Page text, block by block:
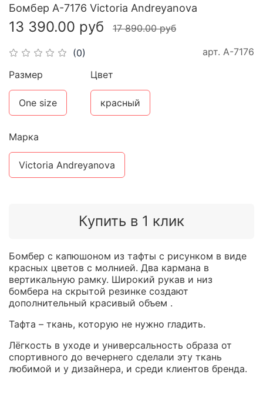
(0) арт. A-7176
Бомбер A-7176 Victoria Andreyanova
13 390.00 руб 17 890.00 руб
Купить в 1 клик
Размер
One size
Цвет
красный
Марка
Victoria Andreyanova
Бомбер с капюшоном из тафты с рисунком в виде
красных цветов с молнией. Два кармана в
вертикальную рамку. Широкий рукав и низ
бомбера на скрытой резинке создают
дополнительный красивый объем .
Тафта – ткань, которую не нужно гладить.
Лёгкость в уходе и универсальность образа от
спортивного до вечернего сделали эту ткань
любимой и у дизайнера, и среди клиентов бренда.